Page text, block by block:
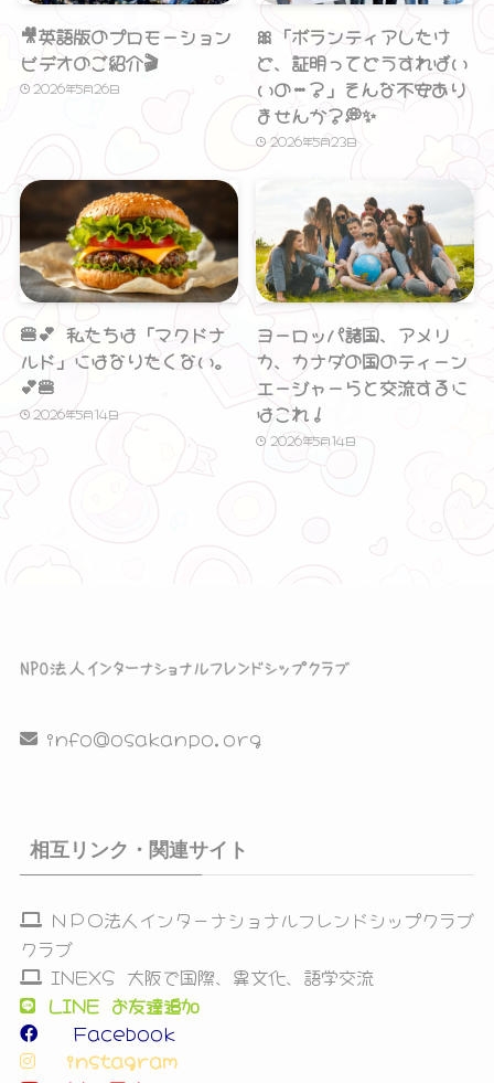
🎥英語版のプロモーション
ビデオのご紹介🎬
2026年5月26日
🎀「ボランティアしたけ
ど、証明ってどうすればい
いの…？」そんな不安あり
ませんか？💭✨
2026年5月23日
🍔💕 私たちは「マクドナ
ルド」にはなりたくない。
💕🍔
2026年5月14日
ヨーロッパ諸国、アメリ
カ、カナダの国のティーン
エージャーらと交流するに
はこれ！
2026年5月14日
info@osakanpo.org
相互リンク・関連サイト
ＮＰＯ法人インターナショナルフレンドシップクラブ
クラブ
INEXS 大阪で国際、異文化、語学交流
LINE お友達追加
Facebook
instagram